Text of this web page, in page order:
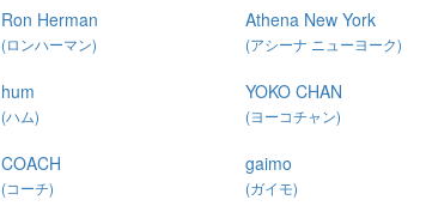
Ron Herman
(ロンハーマン)
Athena New York
(アシーナ ニューヨーク)
hum
(ハム)
YOKO CHAN
(ヨーコチャン)
COACH
(コーチ)
gaimo
(ガイモ)